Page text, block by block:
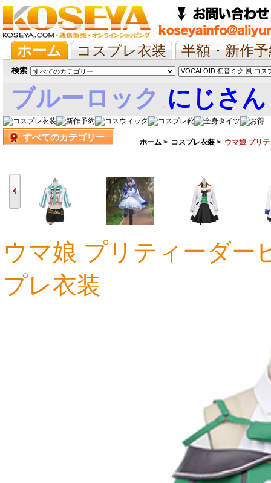
ホーム コスプレ衣装
半額・新作
抱き枕/布団/シーツ
ツイステ ウマ
検索
ブルーロック , にじさ
娘すべてのカテゴリー ホーム > コスプレ衣装 > ウマ娘 プリ
15,267円 16,661円 16,661円
ウマ娘 プリティーダー
プレ衣装